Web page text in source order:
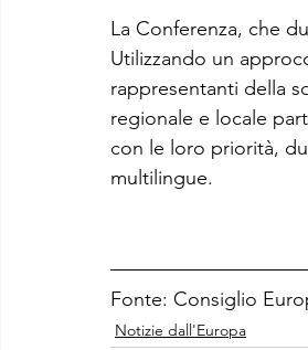
La Conferenza, che
Utilizzando un
rappresentanti della
regionale e locale
con le loro priorità,
multilingue.
Fonte: Consiglio
Notizie dall'Europa